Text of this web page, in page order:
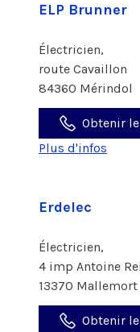
ELP Brunner
Électricien,
route Cavaillon
84360 Mérindol
Obtenir
Plus d'infos
Erdelec
Électricien,
4 imp Antoine
13370 Mallemort
Obtenir